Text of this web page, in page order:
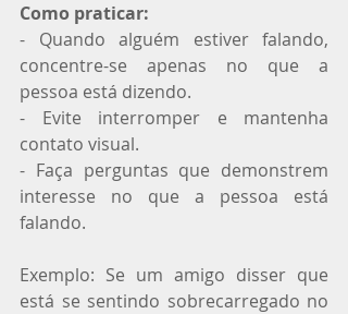
Como praticar:
- Quando alguém estiver falando,
concentre-se apenas no que a
pessoa está dizendo.
- Evite interromper e mantenha
contato visual.
- Faça perguntas que demonstrem
interesse no que a pessoa está
falando.
Exemplo: Se um amigo disser que
está se sentindo sobrecarregado no